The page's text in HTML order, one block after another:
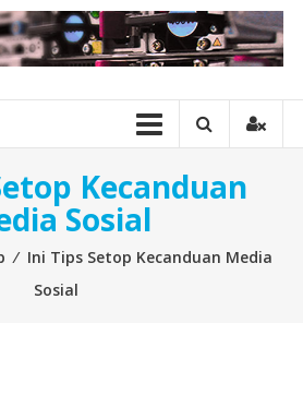
Kecanduan
Sosial
⁄ Ini Tips Setop Kecanduan Media
Sosial